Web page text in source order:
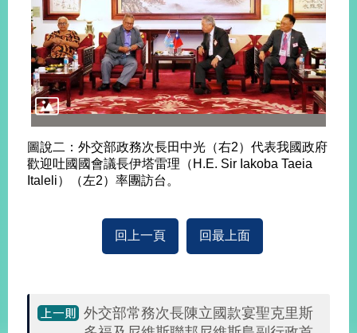
部
長
信
箱
粉
絲
專
頁
Instagram
X平台
(原推特)
APPYouTube
RSS
開
圖說二：外交部政務次長田中光（右2）代表我國政府
歡迎吐國國會議長伊塔雷理（H.E. Sir Iakoba Taeia
Italeli）（左2）率團訪台。
回上一頁 回最上面
外交部常務次長陳立國款宴聖克里斯